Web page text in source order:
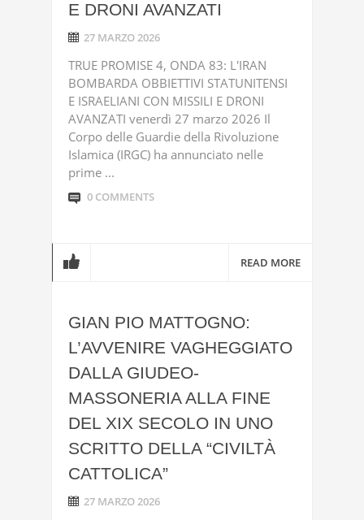
E DRONI AVANZATI
27 MARZO 2026
TRUE PROMISE 4, ONDA 83: L'IRAN
BOMBARDA OBBIETTIVI STATUNITENSI
E ISRAELIANI CON MISSILI E DRONI
AVANZATI venerdì 27 marzo 2026 Il
Corpo delle Guardie della Rivoluzione
Islamica (IRGC) ha annunciato nelle
prime ...
0 COMMENTS
READ MORE
GIAN PIO MATTOGNO:
L’AVVENIRE VAGHEGGIATO
DALLA GIUDEO-
MASSONERIA ALLA FINE
DEL XIX SECOLO IN UNO
SCRITTO DELLA “CIVILTÀ
CATTOLICA”
27 MARZO 2026